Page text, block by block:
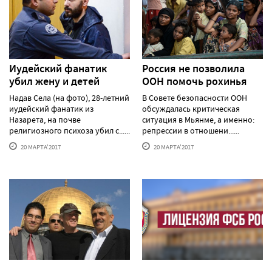
Иудейский фанатик
убил жену и детей
Надав Села (на фото), 28-летний
иудейский фанатик из
Назарета, на почве
религиозного психоза убил с......
20 МАРТА'2017
Россия не позволила
ООН помочь рохинья
В Совете безопасности ООН
обсуждалась критическая
ситуация в Мьянме, а именно:
репрессии в отношени......
20 МАРТА'2017